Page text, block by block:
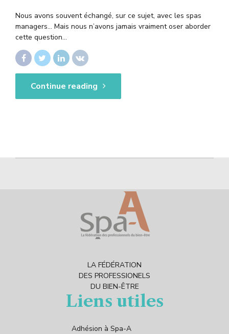
Nous avons souvent échangé, sur ce sujet, avec les spas
managers… Mais nous n’avons jamais vraiment oser aborder
cette question…
Continue reading
LA FÉDÉRATION
DES PROFESSIONELS
DU BIEN-ÊTRE
Liens utiles
Adhésion à Spa-A